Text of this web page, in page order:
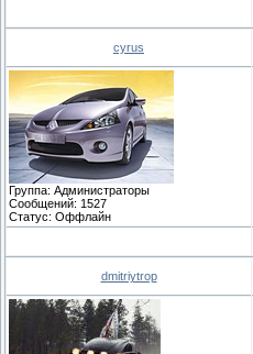
cyrus
Группа: Администраторы
Сообщений: 1527
Статус: Оффлайн
dmitriytrop